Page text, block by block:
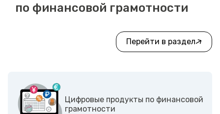
по финансовой грамотности
Перейти в раздел
Цифровые продукты по финансовой
грамотности